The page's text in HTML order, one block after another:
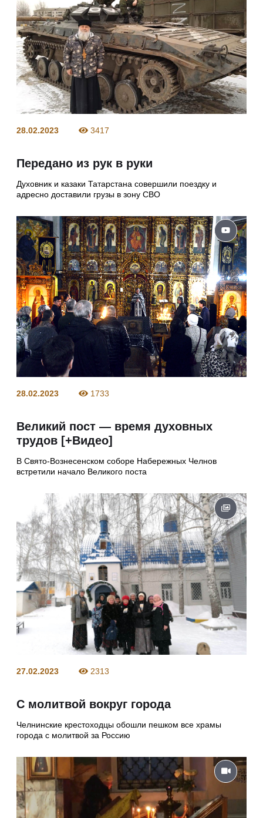
28.02.2023 3417
Передано из рук в руки
Духовник и казаки Татарстана совершили поездку и
адресно доставили грузы в зону СВО
28.02.2023 1733
Великий пост — время духовных
трудов [+Видео]
В Свято-Вознесенском соборе Набережных Челнов
встретили начало Великого поста
27.02.2023 2313
С молитвой вокруг города
Челнинские крестоходцы обошли пешком все храмы
города с молитвой за Россию